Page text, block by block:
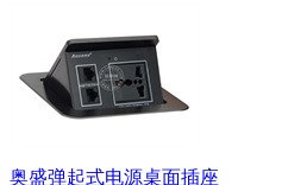
奥盛弹起式电源桌面插座